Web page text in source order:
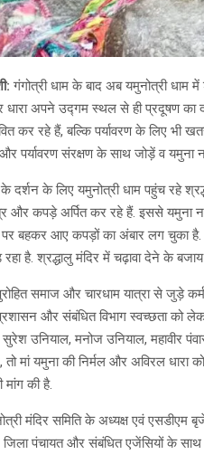
गंगोत्री धाम के बाद अब यमुनोत्री धाम
धारा अपने उद्गम स्थल से ही प्रदूषण
कर रहे हैं, बल्कि पर्यावरण के लिए भी
पर्यावरण संरक्षण के साथ जोड़ें व यमुना
दर्शन के लिए यमुनोत्री धाम पहुंच रहे
और कपड़े अर्पित कर रहे हैं. इससे यमुना
पर बहकर आए कपड़ों का अंबार लग चुका है.
है. श्रद्धालु मंदिर में चढ़ावा देने के
समाज और चारधाम यात्रा से जुड़े
और संबंधित विभाग स्वच्छता को
उनियाल, मनोज उनियाल, महावीर
तो मां यमुना की निर्मल और अविरल
की है.
मंदिर समिति के अध्यक्ष एवं
पंचायत और संबंधित एजेंसियों के साथ